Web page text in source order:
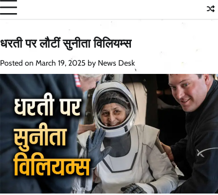
धरती पर लौटीं सुनीता विलियम्स
Posted on March 19, 2025 by News Desk